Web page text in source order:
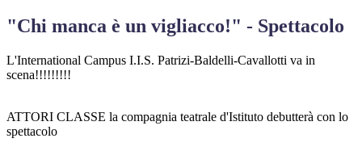
"Chi manca è un vigliacco!" - Spettacolo
L'International Campus I.I.S. Patrizi-Baldelli-Cavallotti va in
scena!!!!!!!!!
ATTORI CLASSE la compagnia teatrale d'Istituto debutterà con lo
spettacolo